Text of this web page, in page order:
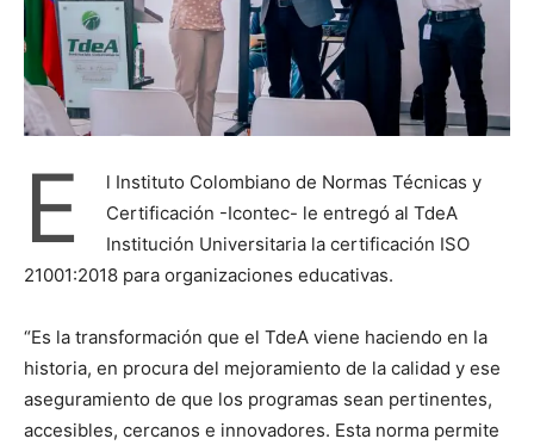
E
l Instituto Colombiano de Normas Técnicas y
Certificación -Icontec- le entregó al TdeA
Institución Universitaria la certificación ISO
21001:2018 para organizaciones educativas.
“Es la transformación que el TdeA viene haciendo en la
historia, en procura del mejoramiento de la calidad y ese
aseguramiento de que los programas sean pertinentes,
accesibles, cercanos e innovadores. Esta norma permite